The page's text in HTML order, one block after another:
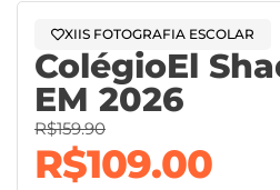
XIIS FOTOGRAFIA ESCOLAR
ColégioEl
EM 2026
R$159.90
R$109.00